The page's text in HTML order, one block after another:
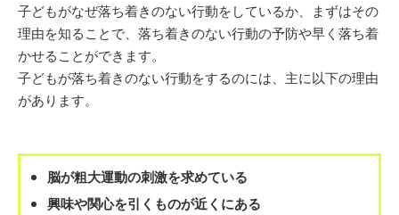
子どもがなぜ落ち着きのない行動をしているか、まずはその
理由を知ることで、落ち着きのない行動の予防や早く落ち着
かせることができます。
子どもが落ち着きのない行動をするのには、主に以下の理由
があります。
脳が粗大運動の刺激を求めている
興味や関心を引くものが近くにある